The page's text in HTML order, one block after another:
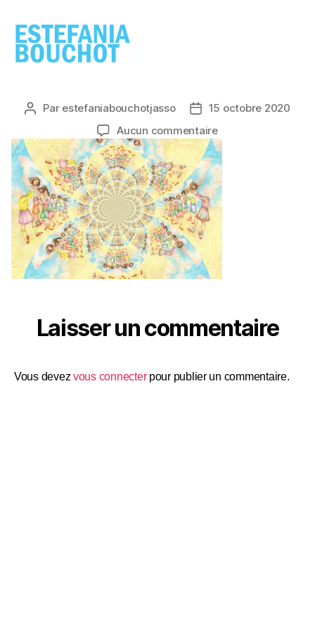
Auteur
l’article
Par estefaniabouchotjasso
Date
de
l’article
15 octobre 2020
Aucun commentairesur
cabezas2
(2)
Laisser un commentaire
Vous devezvous connecterpour publier un commentaire.